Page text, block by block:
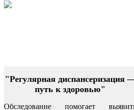
"Регулярная диспансеризация
путь к здоровью"
Обследование помогает